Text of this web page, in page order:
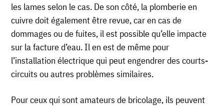
les lames selon le cas. De son côté, la plomberie en
cuivre doit également être revue, car en cas de
dommages ou de fuites, il est possible qu’elle impacte
sur la facture d’eau. Il en est de même pour
l’installation électrique qui peut engendrer des courts-
circuits ou autres problèmes similaires.
Pour ceux qui sont amateurs de bricolage, ils peuvent